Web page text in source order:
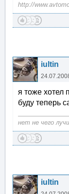
http://
iultin
я тоже хотел
буду теперь
нет не чего
iultin